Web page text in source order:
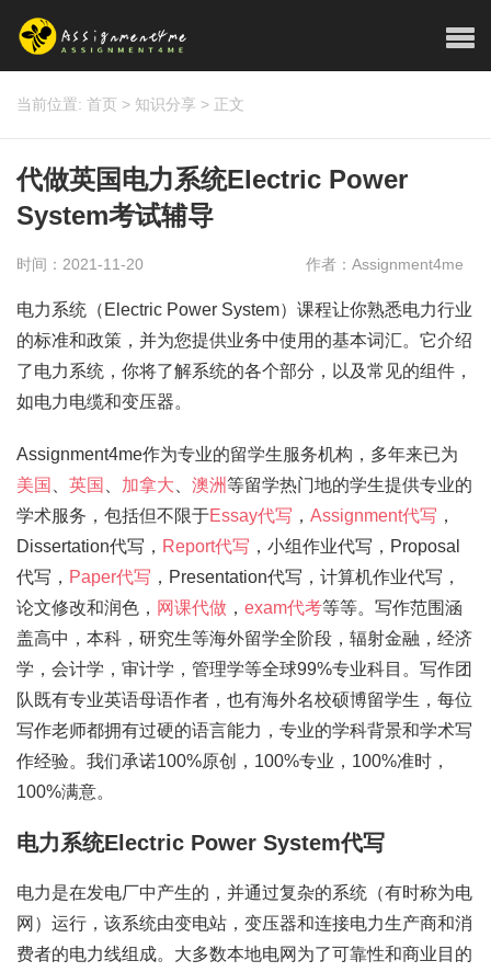
当前位置: 首页 > 知识分享 > 正文
代做英国电力系统Electric Power
System考试辅导
时间：2021-11-20 作者：Assignment4me
电力系统（Electric Power System）课程让你熟悉电力行业
的标准和政策，并为您提供业务中使用的基本词汇。它介绍
了电力系统，你将了解系统的各个部分，以及常见的组件，
如电力电缆和变压器。
Assignment4me作为专业的留学生服务机构，多年来已为
美国
英国 加拿大 澳洲等留学热门地的学生提供专业的
学术服务，包括但不限于Essay代写 ， Assignment代写 ，
Dissertation代写， Report代写 ，小组作业代写，Proposal
代写， Paper代写 ，Presentation代写，计算机作业代写，
论文修改和润色， 网课代做 ， exam代考等等。写作范围涵
盖高中，本科，研究生等海外留学全阶段，辐射金融，经济
学，会计学，审计学，管理学等全球99%专业科目。写作团
队既有专业英语母语作者，也有海外名校硕博留学生，每位
写作老师都拥有过硬的语言能力，专业的学科背景和学术写
作经验。我们承诺100%原创，100%专业，100%准时，
100%满意。
电力系统Electric Power System代写
电力是在发电厂中产生的，并通过复杂的系统（有时称为电
网）运行，该系统由变电站，变压器和连接电力生产商和消
费者的电力线组成。大多数本地电网为了可靠性和商业目的